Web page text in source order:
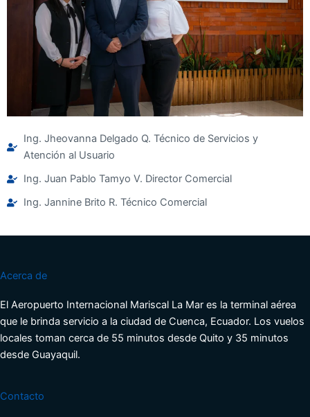
Ing. Jheovanna Delgado Q. Técnico de Servicios y
Atención al Usuario
Ing. Juan Pablo Tamyo V. Director Comercial
Ing. Jannine Brito R. Técnico Comercial
Acerca de
El Aeropuerto Internacional Mariscal La Mar es la terminal aérea
que le brinda servicio a la ciudad de Cuenca, Ecuador. Los vuelos
locales toman cerca de 55 minutos desde Quito y 35 minutos
desde Guayaquil.
Contacto